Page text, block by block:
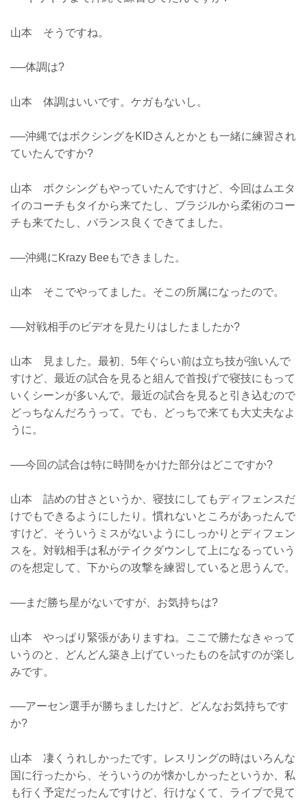
山本 そうですね。
──体調は?
山本 体調はいいです。ケガもないし。
──沖縄ではボクシングをKIDさんとかとも一緒に練習され
ていたんですか?
山本 ボクシングもやっていたんですけど、今回はムエタ
イのコーチもタイから来てたし、ブラジルから柔術のコー
チも来てたし、バランス良くできてました。
──沖縄にKrazy Beeもできました。
山本 そこでやってました。そこの所属になったので。
──対戦相手のビデオを見たりはしたましたか?
山本 見ました。最初、5年ぐらい前は立ち技が強いんで
すけど、最近の試合を見ると組んで首投げで寝技にもって
いくシーンが多いんで。最近の試合を見ると引き込むので
どっちなんだろうって。でも、どっちで来ても大丈夫なよ
うに。
──今回の試合は特に時間をかけた部分はどこですか?
山本 詰めの甘さというか、寝技にしてもディフェンスだ
けでもできるようにしたり。慣れないところがあったんで
すけど、そういうミスがないようにしっかりとディフェン
スを。対戦相手は私がテイクダウンして上になるっていう
のを想定して、下からの攻撃を練習していると思うんで。
──まだ勝ち星がないですが、お気持ちは?
山本 やっぱり緊張がありますね。ここで勝たなきゃって
いうのと、どんどん築き上げていったものを試すのが楽し
みです。
──アーセン選手が勝ちましたけど、どんなお気持ちです
か?
山本 凄くうれしかったです。レスリングの時はいろんな
国に行ったから、そういうのが懐かしかったというか、私
も行く予定だったんですけど、行けなくて、ライブで見て